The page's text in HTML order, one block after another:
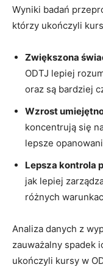
Wyniki badań
którzy ukończyli
Zwiększona
ODTJ lepiej
oraz są bardziej
Wzrost
koncentrują się
lepsze
Lepsza kontrola
jak lepiej
różnych
Analiza danych z
zauważalny spadek
ukończyli kursy w